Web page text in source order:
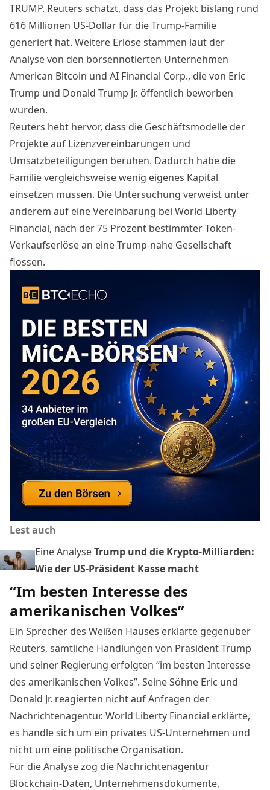
TRUMP. Reuters schätzt, dass das Projekt bislang rund
616 Millionen US-Dollar für die Trump-Familie
generiert hat. Weitere Erlöse stammen laut der
Analyse von den börsennotierten Unternehmen
American Bitcoin und AI Financial Corp., die von Eric
Trump und Donald Trump Jr. öffentlich beworben
wurden.
Reuters hebt hervor, dass die Geschäftsmodelle der
Projekte auf Lizenzvereinbarungen und
Umsatzbeteiligungen beruhen. Dadurch habe die
Familie vergleichsweise wenig eigenes Kapital
einsetzen müssen. Die Untersuchung verweist unter
anderem auf eine Vereinbarung bei World Liberty
Financial, nach der 75 Prozent bestimmter Token-
Verkaufserlöse an eine Trump-nahe Gesellschaft
flossen.
Lest auch
Eine AnalyseTrump und die Krypto-Milliarden:
Wie der US-Präsident Kasse macht
“Im besten Interesse des
amerikanischen Volkes”
Ein Sprecher des Weißen Hauses erklärte gegenüber
Reuters, sämtliche Handlungen von Präsident Trump
und seiner Regierung erfolgten “im besten Interesse
des amerikanischen Volkes”. Seine Söhne Eric und
Donald Jr. reagierten nicht auf Anfragen der
Nachrichtenagentur. World Liberty Financial erklärte,
es handle sich um ein privates US-Unternehmen und
nicht um eine politische Organisation.
Für die Analyse zog die Nachrichtenagentur
Blockchain-Daten, Unternehmensdokumente,